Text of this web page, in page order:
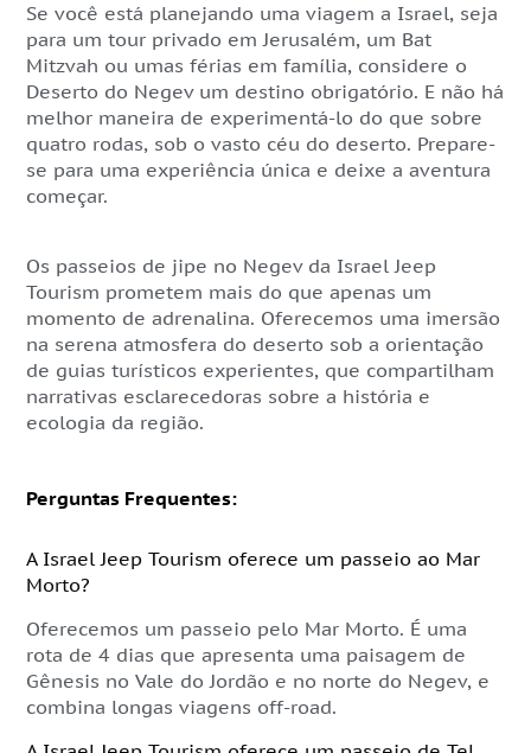
Se você está planejando uma viagem a Israel, seja
para um tour privado em Jerusalém, um Bat
Mitzvah ou umas férias em família, considere o
Deserto do Negev um destino obrigatório. E não há
melhor maneira de experimentá-lo do que sobre
quatro rodas, sob o vasto céu do deserto. Prepare-
se para uma experiência única e deixe a aventura
começar.
Os passeios de jipe no Negev da Israel Jeep
Tourism prometem mais do que apenas um
momento de adrenalina. Oferecemos uma imersão
na serena atmosfera do deserto sob a orientação
de guias turísticos experientes, que compartilham
narrativas esclarecedoras sobre a história e
ecologia da região.
Perguntas Frequentes:
A Israel Jeep Tourism oferece um passeio ao Mar
Morto?
Oferecemos um passeio pelo Mar Morto. É uma
rota de 4 dias que apresenta uma paisagem de
Gênesis no Vale do Jordão e no norte do Negev, e
combina longas viagens off-road.